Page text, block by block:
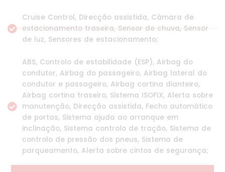
Cruise Control, Direcção assistida, Câmara de
estacionamento traseira, Sensor de chuva, Sensor
de luz, Sensores de estacionamento;
ABS, Controlo de estabilidade (ESP), Airbag do
condutor, Airbag do passageiro, Airbag lateral do
condutor e passageiro, Airbag cortina dianteiro,
Airbag cortina traseiro, Sistema ISOFIX, Alerta sobre
manutenção, Direcção assistida, Fecho automático
de portas, Sistema ajuda ao arranque em
inclinação, Sistema controlo de tração, Sistema de
controlo de pressão dos pneus, Sistema de
parqueamento, Alerta sobre cintos de segurança;